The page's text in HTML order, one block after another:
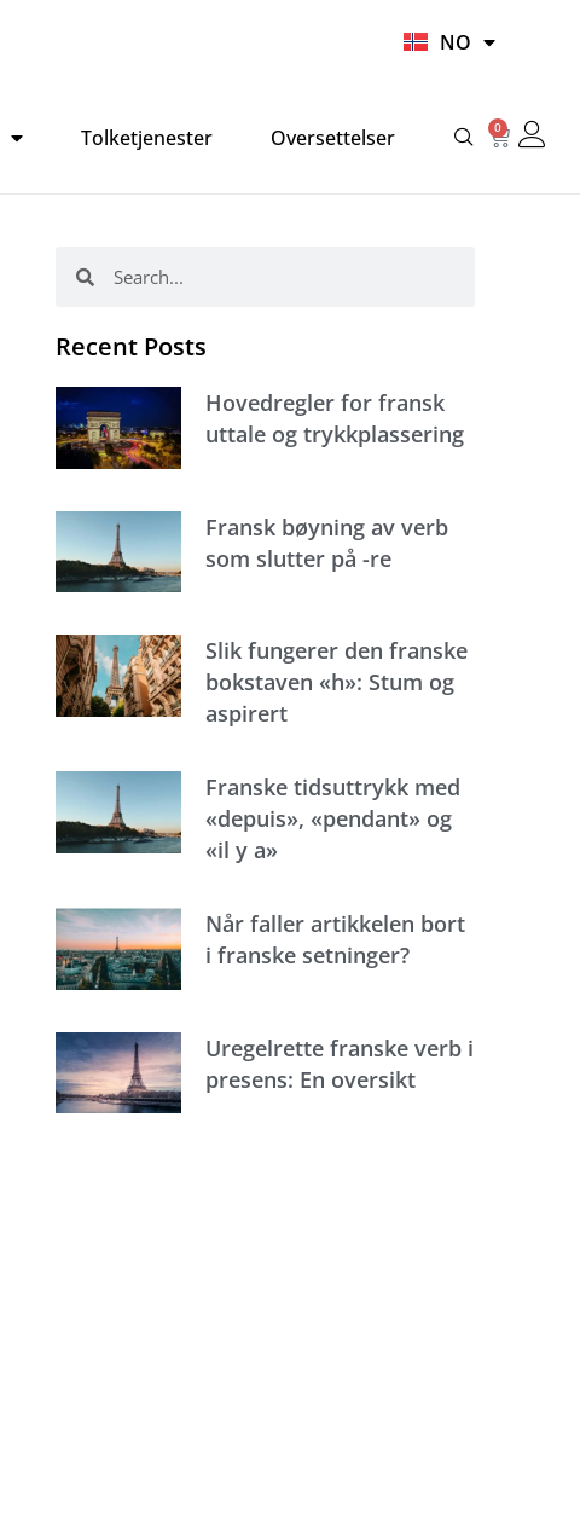
NO
HI
Tolketjenester Oversettelser 0
Recent Posts
Hovedregler for fransk
uttale og trykkplassering
Fransk bøyning av verb
som slutter på -re
Slik fungerer den franske
bokstaven «h»: Stum og
aspirert
Franske tidsuttrykk med
«depuis», «pendant» og
«il y a»
Når faller artikkelen bort
i franske setninger?
Uregelrette franske verb i
presens: En oversikt